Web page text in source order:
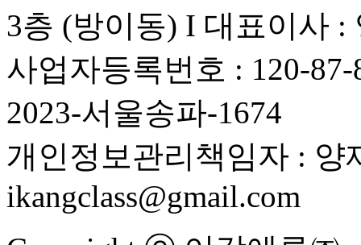
3층 (방이동) I 대표이사 :
사업자등록번호 : 120-
2023-서울송파-1674
개인정보관리책임자 : 양
ikangclass@gmail.com